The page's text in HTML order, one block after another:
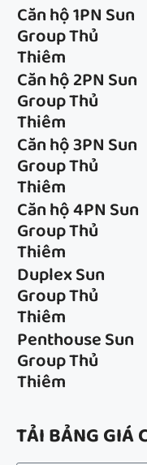
Căn hộ 1PN Sun
Group Thủ
Thiêm
Căn hộ 2PN Sun
Group Thủ
Thiêm
Căn hộ 3PN Sun
Group Thủ
Thiêm
Căn hộ 4PN Sun
Group Thủ
Thiêm
Duplex Sun
Group Thủ
Thiêm
Penthouse Sun
Group Thủ
Thiêm
TẢI BẢNG GIÁ